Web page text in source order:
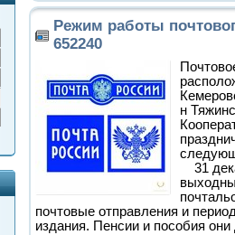
Режим работы
652240
н
31
почтовые отправления и
издания. Пенсии и пособия они